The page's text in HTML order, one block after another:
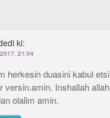
ki:
21:04
herkesin duasini kabul
versin.amin. Inshallah
olalim amin.